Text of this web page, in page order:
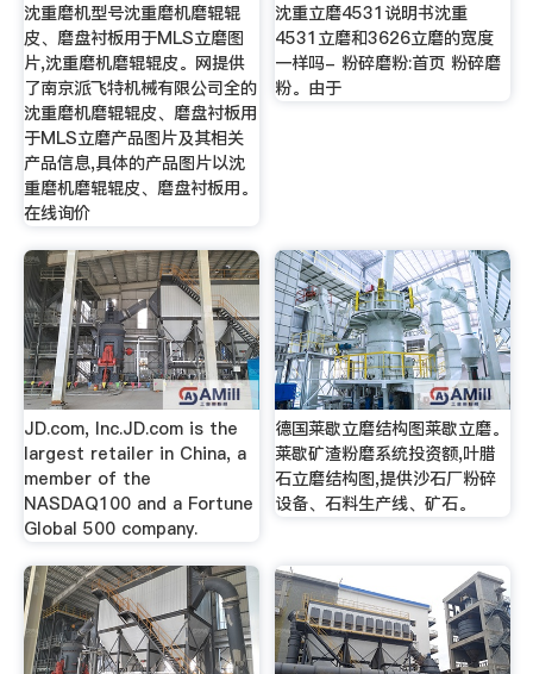
沈重磨机型号沈重磨机磨辊辊
皮、磨盘衬板用于MLS立磨图
片,沈重磨机磨辊辊皮。网提供
了南京派飞特机械有限公司全的
沈重磨机磨辊辊皮、磨盘衬板用
于MLS立磨产品图片及其相关
产品信息,具体的产品图片以沈
重磨机磨辊辊皮、磨盘衬板用。
在线询价
沈重立磨4531说明书沈重
4531立磨和3626立磨的宽度
一样吗- 粉碎磨粉:首页 粉碎磨
粉。由于
JD.com, Inc.JD.com is the
largest retailer in China, a
member of the
NASDAQ100 and a Fortune
Global 500 company.
德国莱歇立磨结构图莱歇立磨。
莱歇矿渣粉磨系统投资额,叶腊
石立磨结构图,提供沙石厂粉碎
设备、石料生产线、矿石。